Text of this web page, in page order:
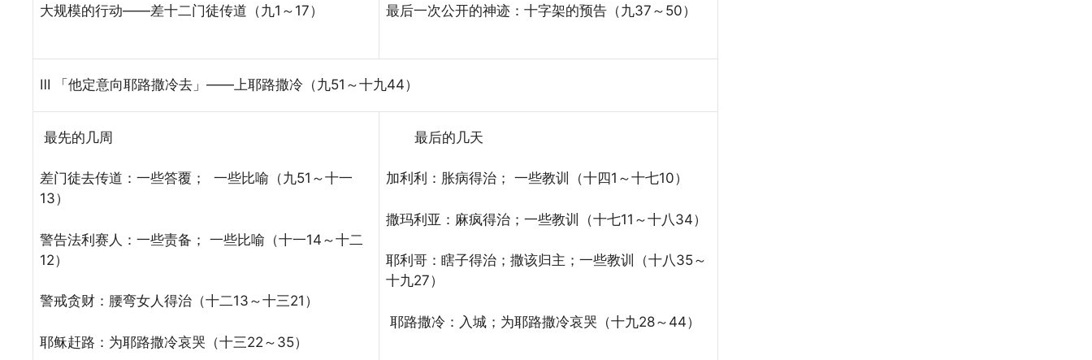
大规模的行动——差十二门徒传道（九1～17） 最后一次公开的神迹：十字架的预告（九37～50）
Ⅲ 「他定意向耶路撒冷去」——上耶路撒冷（九51～十九44）
最先的几周
差门徒去传道：一些答覆； 一些比喻（九51～十一
13）
警告法利赛人：一些责备； 一些比喻（十一14～十二
12）
警戒贪财：腰弯女人得治（十二13～十三21）
耶稣赶路：为耶路撒冷哀哭（十三22～35）
最后的几天
加利利：胀病得治； 一些教训（十四1～十七10）
撒玛利亚：麻疯得治；一些教训（十七11～十八34）
耶利哥：瞎子得治；撒该归主；一些教训（十八35～
十九27）
耶路撒冷：入城；为耶路撒冷哀哭（十九28～44）